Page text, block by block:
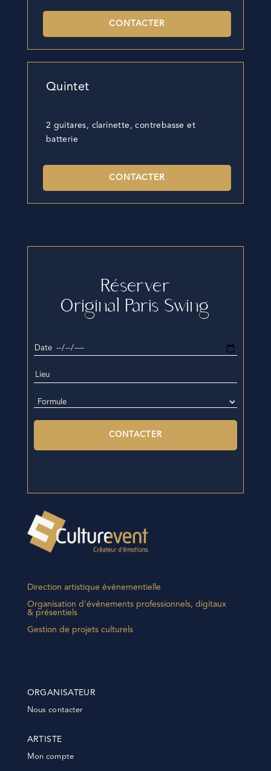
CONTACTER
Quintet
2 guitares, clarinette, contrebasse et
batterie
CONTACTER
Réserver
Original Paris Swing
Direction artistique événementielle
Organisation d’événements professionnels, digitaux
& présentiels
Gestion de projets culturels
ORGANISATEUR
Nous contacter
ARTISTE
Mon compte